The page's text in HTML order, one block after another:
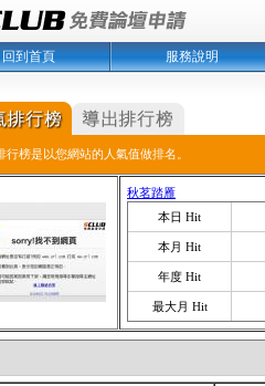
回到首頁 服務說明
行榜是以您網站的人氣值做排名。
秋茗踏雁
本日 Hit
本月 Hit
年度 Hit
最大月 Hit